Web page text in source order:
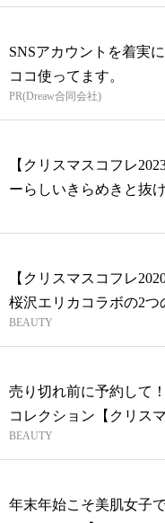
SNSアカウントを着実
ココ使ってます。
PR(Dreaw合同会社)
【クリスマスコフレ
ーらしいきらめきと抜
【クリスマスコフレ
桜沢エリカコラボの2つ
BEAUTY
売り切れ前に予約して
コレクション【クリス
BEAUTY
年末年始こそ美肌女子